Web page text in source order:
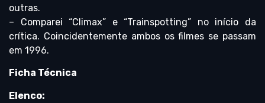
outras.
– Comparei “Climax” e “Trainspotting” no início da
crítica. Coincidentemente ambos os filmes se passam
em 1996.
Ficha Técnica
Elenco: